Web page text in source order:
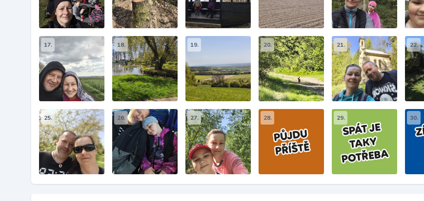
17. 18. 19. 20. 21. 22.
25. 26. 27. 28. 29. 30.